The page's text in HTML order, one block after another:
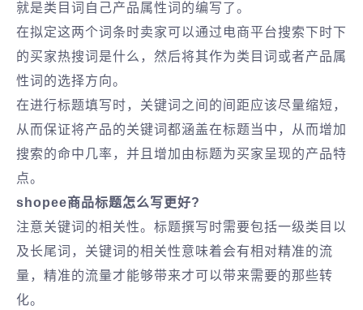
就是类目词自己产品属性词的编写了。
在拟定这两个词条时卖家可以通过电商平台搜索下时下
的买家热搜词是什么，然后将其作为类目词或者产品属
性词的选择方向。
在进行标题填写时，关键词之间的间距应该尽量缩短，
从而保证将产品的关键词都涵盖在标题当中，从而增加
搜索的命中几率，并且增加由标题为买家呈现的产品特
点。
shopee商品标题怎么写更好?
注意关键词的相关性。标题撰写时需要包括一级类目以
及长尾词，关键词的相关性意味着会有相对精准的流
量，精准的流量才能够带来才可以带来需要的那些转
化。